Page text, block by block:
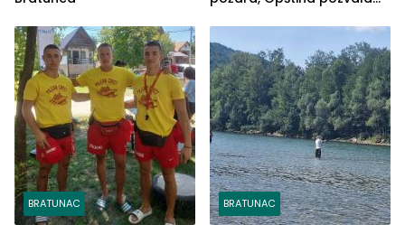
BRATUNAC BRATUNAC